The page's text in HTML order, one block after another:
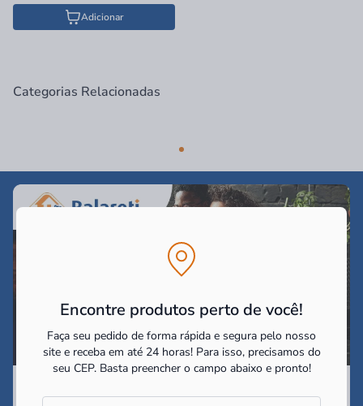
Encontre produtos perto de você!
Faça seu pedido de forma rápida e segura pelo nosso
site e receba em até 24 horas! Para isso, precisamos do
seu CEP. Basta preencher o campo abaixo e pronto!
Adicionar
Categorias Relacionadas
Assine nossa Newsletter